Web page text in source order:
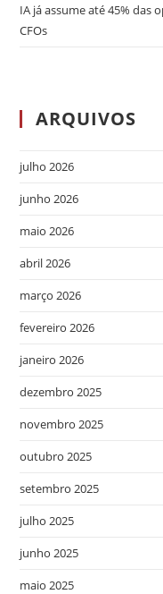
IA já assume até 45% das
CFOs
ARQUIVOS
julho 2026
junho 2026
maio 2026
abril 2026
março 2026
fevereiro 2026
janeiro 2026
dezembro 2025
novembro 2025
outubro 2025
setembro 2025
julho 2025
junho 2025
maio 2025